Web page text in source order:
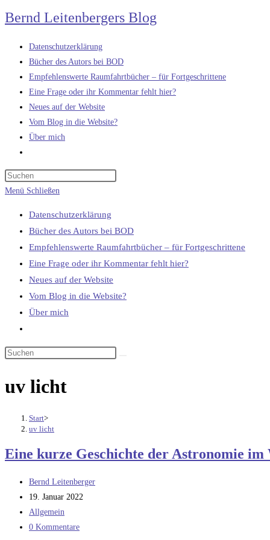
Zum
Inhalt
springen
Bernd Leitenbergers Blog
Datenschutzerklärung
Bücher des Autors bei BOD
Empfehlenswerte Raumfahrtbücher – für Fortgeschrittene
Eine Frage oder ihr Kommentar fehlt hier?
Neues auf der Website
Vom Blog in die Website?
Über mich
umschalten
Menü Schließen
Datenschutzerklärung
Bücher des Autors bei BOD
Empfehlenswerte Raumfahrtbücher – für Fortgeschrittene
Eine Frage oder ihr Kommentar fehlt hier?
Neues auf der Website
Vom Blog in die Website?
Über mich
umschalten
uv licht
Start>
uv licht
Eine kurze Geschichte der Astronomie
Beitrags-
Autor:
Bernd Leitenberger
Beitrag
veröffentlicht:
19. Januar 2022
Beitrags-
Kategorie:
Allgemein
Beitrags-
0 Kommentare